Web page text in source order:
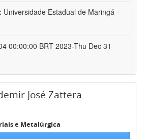
Universidade Estadual de Maringá -
00:00:00 BRT 2023-Thu Dec 31
José Zattera
e Metalúrgica